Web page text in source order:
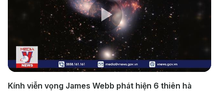
Play
Video
Kính viễn vọng James Webb phát hiện 6 thiên hà